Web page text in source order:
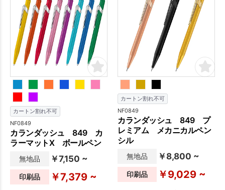
カートン割れ不可
NF0849
カランダッシュ 849 カ
ラーマットX ボールペン
無地品 ￥7,150 ~
印刷品 ￥7,379 ~
カートン割れ不可
NF0849
カランダッシュ 849 プ
レミアム メカニカルペン
シル
無地品 ￥8,800 ~
印刷品 ￥9,029 ~